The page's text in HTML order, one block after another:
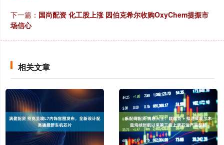
下一篇： 国尚配资 化工股上涨 因伯克希尔收购OxyChem提振市
场信心
相关文章